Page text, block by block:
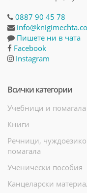
0887 90 45 78
Пишете ни в чата
Facebook
Instagram
Всички категории
Учебници и помагала
Книги
Речници,
помагала
Ученически пособия
Канцеларски